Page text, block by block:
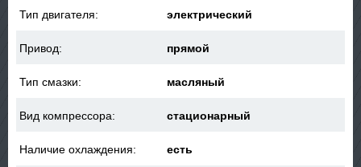
Тип двигателя: электрический
Привод: прямой
Тип смазки: масляный
Вид компрессора: стационарный
Наличие охлаждения: есть